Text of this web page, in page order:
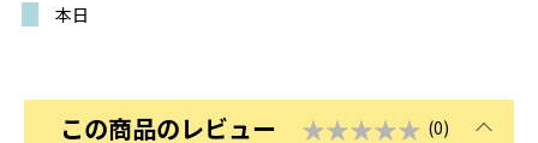
本日
この商品のレビュー ★★★★★ (0)